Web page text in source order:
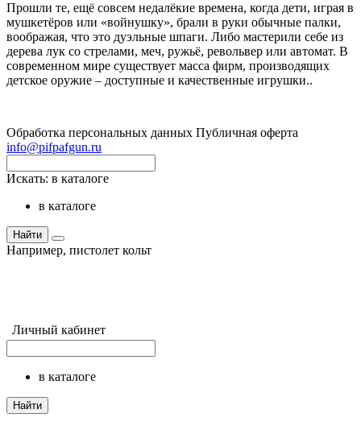
Прошли те, ещё совсем недалёкие времена, когда дети, играя в
мушкетёров или «войнушку», брали в руки обычные палки,
воображая, что это дуэльные шпаги. Либо мастерили себе из
дерева лук со стрелами, меч, ружьё, револьвер или автомат. В
современном мире существует масса фирм, производящих
детское оружие – доступные и качественные игрушки..
Обработка персональных данных Публичная оферта
info@pifpafgun.ru
Искать: в каталоге
в каталоге
Найти
Например, пистолет кольт
Личный кабинет
в каталоге
Найти